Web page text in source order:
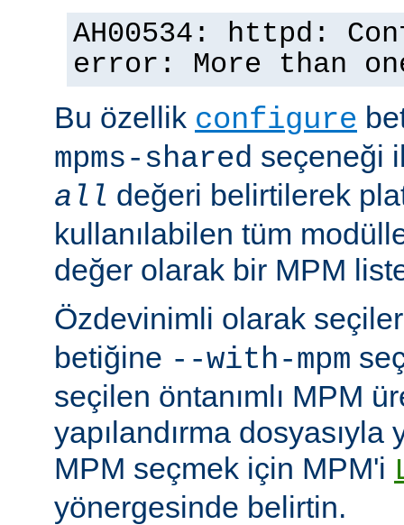
AH00534: httpd:
error: More than
Bu özellik configure
mpms-shared seçeneği
all değeri belirtilerek
kullanılabilen tüm
değer olarak bir MPM
Özdevinimli olarak
betiğine --with-mpm
seçilen öntanımlı MPM
yapılandırma dosyasıyla
MPM seçmek için MPM'i
yönergesinde belirtin.